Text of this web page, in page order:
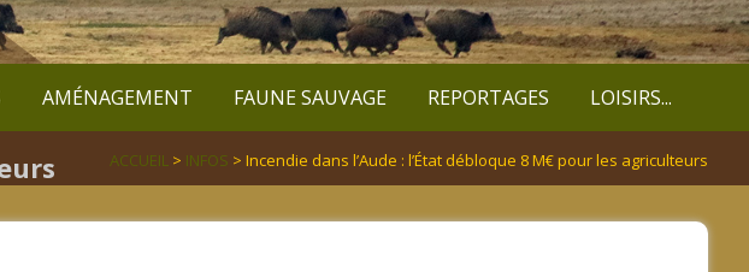
AMÉNAGEMENT FAUNE SAUVAGE REPORTAGES LOISIRS...
ACCUEIL > INFOS > Incendie dans l’Aude : l’État débloque 8 M€ pour les agriculteurs